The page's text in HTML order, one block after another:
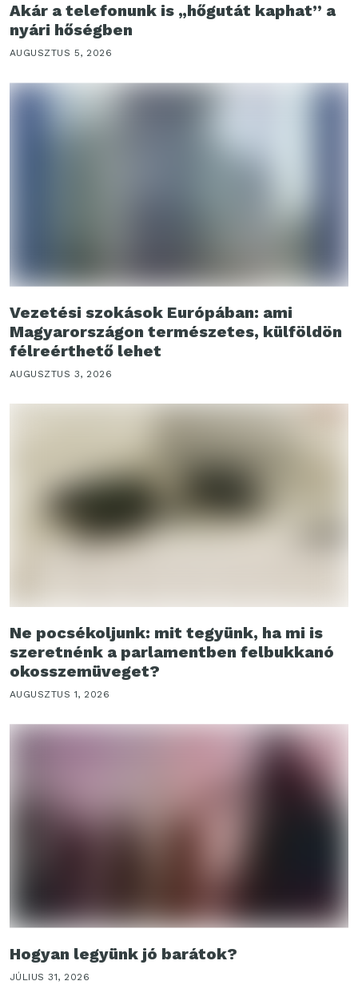
Akár a telefonunk is „hőgutát kaphat” a
nyári hőségben
AUGUSZTUS 5, 2026
Vezetési szokások Európában: ami
Magyarországon természetes, külföldön
félreérthető lehet
AUGUSZTUS 3, 2026
Ne pocsékoljunk: mit tegyünk, ha mi is
szeretnénk a parlamentben felbukkanó
okosszemüveget?
AUGUSZTUS 1, 2026
Hogyan legyünk jó barátok?
JÚLIUS 31, 2026